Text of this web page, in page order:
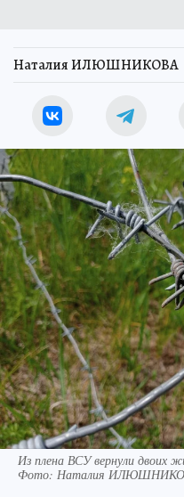
Наталия ИЛЮШНИКОВА
Из плена ВСУ вернули двоих
Фото: Наталия